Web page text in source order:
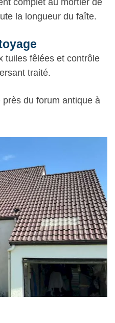
la longueur du faîte.
tuiles fêlées et contrôle
traité.
près du forum antique à